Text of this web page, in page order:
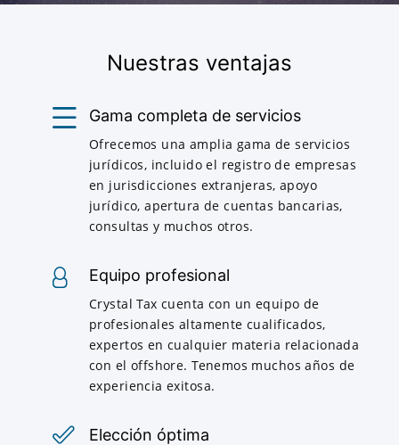
Nuestras ventajas
Gama completa de servicios
Ofrecemos una amplia gama de servicios
jurídicos, incluido el registro de empresas
en jurisdicciones extranjeras, apoyo
jurídico, apertura de cuentas bancarias,
consultas y muchos otros.
Equipo profesional
Crystal Tax cuenta con un equipo de
profesionales altamente cualificados,
expertos en cualquier materia relacionada
con el offshore. Tenemos muchos años de
experiencia exitosa.
Elección óptima